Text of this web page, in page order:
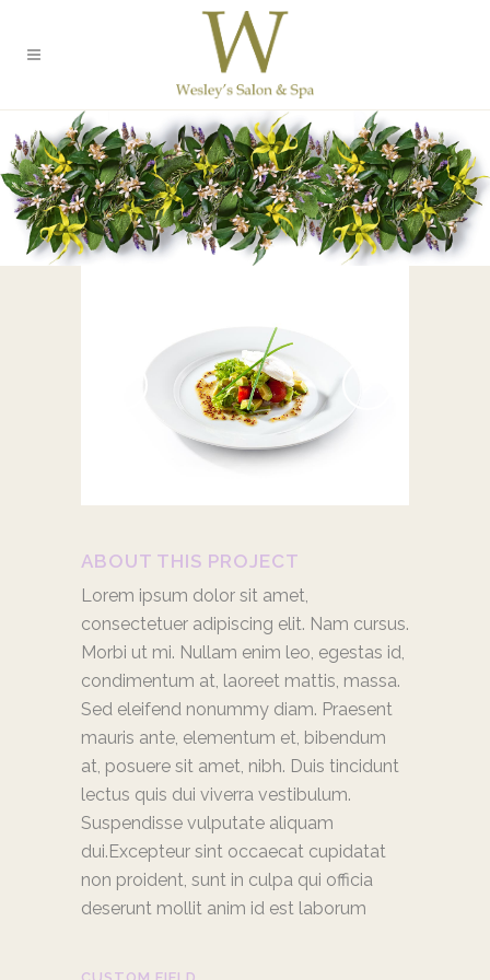
ABOUT THIS PROJECT
Lorem ipsum dolor sit amet,
consectetuer adipiscing elit. Nam cursus.
Morbi ut mi. Nullam enim leo, egestas id,
condimentum at, laoreet mattis, massa.
Sed eleifend nonummy diam. Praesent
mauris ante, elementum et, bibendum
at, posuere sit amet, nibh. Duis tincidunt
lectus quis dui viverra vestibulum.
Suspendisse vulputate aliquam
dui.Excepteur sint occaecat cupidatat
non proident, sunt in culpa qui officia
deserunt mollit anim id est laborum